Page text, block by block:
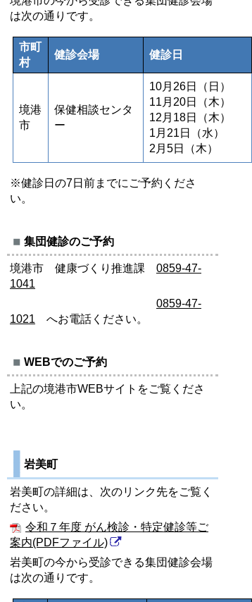
は次の通りです。
市町
村
健診会場 健診日
境港
市
保健相談センタ
ー
10月26日（日）
11月20日（木）
12月18日（木）
1月21日（水）
2月5日（木）
※健診日の7日前までにご予約くださ
い。
集団健診のご予約
境港市 健康づくり推進課 0859-47-
1041
0859-47-
1021 へお電話ください。
WEBでのご予約
上記の境港市WEBサイトをご覧くださ
い。
岩美町
岩美町の詳細は、次のリンク先をご覧く
ださい。
令和７年度 がん検診・特定健診等ご
案内(PDFファイル)
岩美町の今から受診できる集団健診会場
は次の通りです。